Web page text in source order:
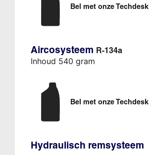
Bel met onze Techdesk
Aircosysteem R-134a
Inhoud 540 gram
Bel met onze Techdesk
Hydraulisch remsysteem